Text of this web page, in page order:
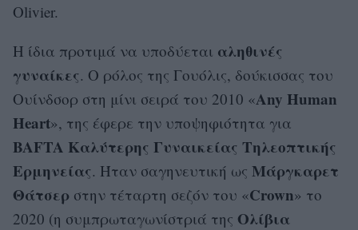
Olivier.
Η ίδια προτιμά να υποδύεται αληθινές
γυναίκες. Ο ρόλος της Γουόλις, δούκισσας του
Ουίνδσορ στη μίνι σειρά του 2010 «Any Human
Heart», της έφερε την υποψηφιότητα για
BAFTA Καλύτερης Γυναικείας Τηλεοπτικής
Ερμηνείας. Ήταν σαγηνευτική ως Μάργκαρετ
Θάτσερ στην τέταρτη σεζόν του «Crown» το
2020 (η συμπρωταγωνίστριά της Ολίβια